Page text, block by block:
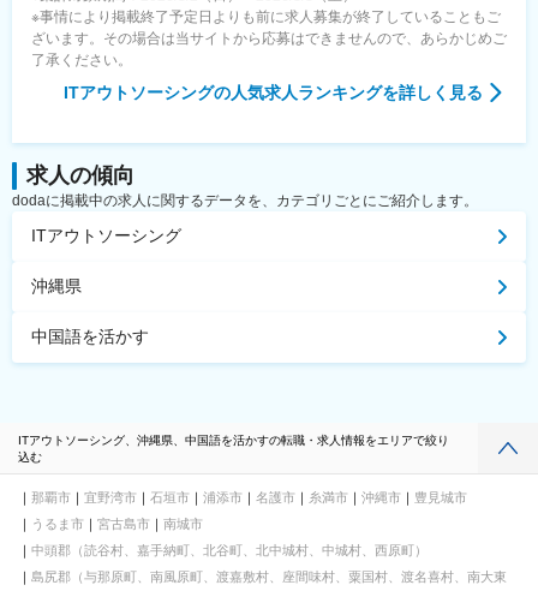
みなとみらい駅、関内駅、京急川崎駅、新丸子駅、溝の口駅、石
上駅、汐入駅、和田塚駅、緑町駅、南越谷駅、本川越駅、京成千
葉駅、京成船橋駅、市川真間駅、野田市駅、大阪梅田駅(阪神線)、
東梅田駅、北新地駅、肥後橋駅、四ツ橋駅、なんば駅(地下鉄)、堺
筋本町駅、北浜駅(大阪府)、天王寺駅前駅、東淀川駅、高槻市駅、
長岡天神駅、近鉄名古屋駅、栄町駅(愛知県)、丸の内駅(愛知県)、
矢場町駅、東別院駅、車道駅、名鉄一宮駅、新豊田駅、新豊橋
駅、北安城駅、東比恵駅、櫛田神社前駅、西鉄千早駅、平和通
駅、花畑駅、札幌駅、函館駅前駅、弘前東高前駅、津軽五所川原
駅、仙台駅(地下鉄)、西塩釜駅、曽根田駅、宇都宮駅東口駅、前橋
沢駅、福井駅(福井県)、西鯖江駅、たけふ新駅、上大月駅、市役所
桑名駅、上栄町駅、三宮・花時計前駅、山陽姫路駅、山陽明石
駅、八木西口駅、鳥居前駅、田中口駅、出雲市駅、西川緑道公園
銀座一丁目駅、馬喰横山駅、赤坂駅(東京都)、六本木一丁目駅、汐
留駅、竹芝駅、泉岳寺駅、新宿西口駅、神楽坂駅、学習院下駅、
西武新宿駅、春日駅(東京都)、浅草駅(ＴＸ)、上野御徒町駅、九品
仏駅、北参道駅、都電雑司ケ谷駅、西日暮里駅、豊島園駅(西武
線)、立川北駅、多摩センター駅、桜木町駅、馬車道駅、向河原
堀橋駅、大阪難波駅、淀屋橋駅、大国町駅、京都河原町駅、国際
センター駅、大須観音駅、今池駅(愛知県)、西一宮駅、駅前駅、呉
※事情により掲載終了予定日よりも前に求人募集が終了していることもご
ざいます。その場合は当サイトから応募はできませんので、あらかじめご
了承ください。
ITアウトソーシングの人気求人ランキングを詳しく見る
求人の傾向
dodaに掲載中の求人に関するデータを、カテゴリごとにご紹介します。
ITアウトソーシング
沖縄県
中国語を活かす
ITアウトソーシング、沖縄県、中国語を活かすの転職・求人情報をエリアで絞り
込む
那覇市 宜野湾市 石垣市 浦添市 名護市 糸満市 沖縄市
豊見城市
うるま市
宮古島市
南城市
中頭郡（読谷村、嘉手納町、北谷町、北中城村、中城村、西原町）
島尻郡（与那原町、南風原町、渡嘉敷村、座間味村、粟国村、渡名喜村、南大東